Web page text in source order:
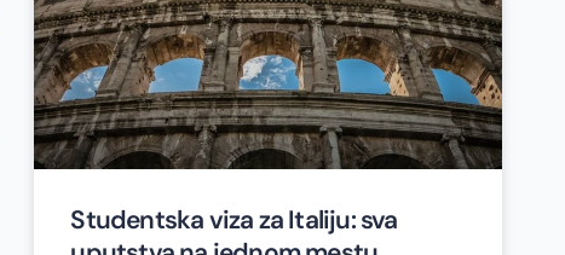
Studentska viza za Italiju: sva